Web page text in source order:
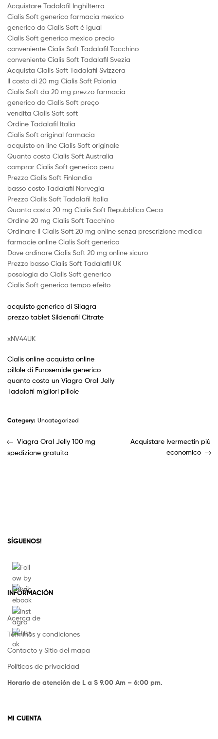
Acquistare Tadalafil Inghilterra
Cialis Soft generico farmacia mexico
generico do Cialis Soft é igual
Cialis Soft generico mexico precio
conveniente Cialis Soft Tadalafil Tacchino
conveniente Cialis Soft Tadalafil Svezia
Acquista Cialis Soft Tadalafil Svizzera
Il costo di 20 mg Cialis Soft Polonia
Cialis Soft da 20 mg prezzo farmacia
generico do Cialis Soft preço
vendita Cialis Soft soft
Ordine Tadalafil Italia
Cialis Soft original farmacia
acquisto on line Cialis Soft originale
Quanto costa Cialis Soft Australia
comprar Cialis Soft generico peru
Prezzo Cialis Soft Finlandia
basso costo Tadalafil Norvegia
Prezzo Cialis Soft Tadalafil Italia
Quanto costa 20 mg Cialis Soft Repubblica Ceca
Ordine 20 mg Cialis Soft Tacchino
Ordinare il Cialis Soft 20 mg online senza prescrizione medica
farmacie online Cialis Soft generico
Dove ordinare Cialis Soft 20 mg online sicuro
Prezzo basso Cialis Soft Tadalafil UK
posologia do Cialis Soft generico
Cialis Soft generico tempo efeito
acquisto generico di Silagra
prezzo tablet Sildenafil Citrate
xNV44UK
Cialis online acquista online
pillole di Furosemide generico
quanto costa un Viagra Oral Jelly
Tadalafil migliori pillole
Category: Uncategorized
Viagra Oral Jelly 100 mg
spedizione gratuita
Acquistare Ivermectin più
economico
SÍGUENOS!
INFORMACIÓN
Acerca de
Términos y condiciones
Contacto y Sitio del mapa
Políticas de privacidad
Horario de atención de L a S 9.00 Am – 6:00 pm.
MI CUENTA